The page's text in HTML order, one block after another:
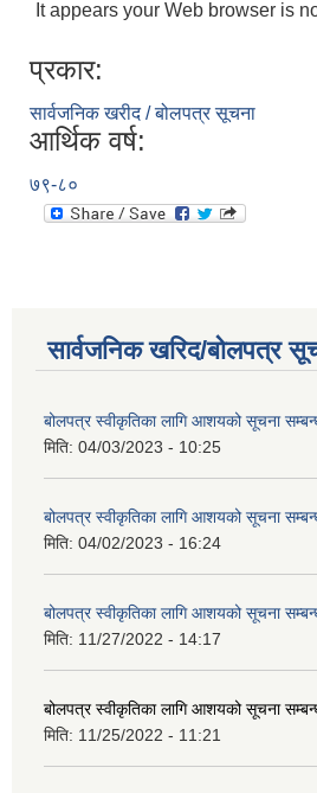
It appears your Web browser is
प्रकार:
सार्वजनिक खरीद / बोलपत्र सूचना
आर्थिक वर्ष:
७९-८०
सार्वजनिक खरिद/बोलपत्र
बोलपत्र स्वीकृतिका लागि आशयको सूचना
मिति: 04/03/2023 - 10:25
बोलपत्र स्वीकृतिका लागि आशयको सूचना
मिति: 04/02/2023 - 16:24
बोलपत्र स्वीकृतिका लागि आशयको सूचना
मिति: 11/27/2022 - 14:17
बोलपत्र स्वीकृतिका लागि आशयको सूचना
मिति: 11/25/2022 - 11:21